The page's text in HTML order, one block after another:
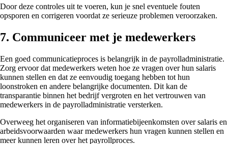
Door deze controles uit te voeren, kun je snel eventuele fouten
opsporen en corrigeren voordat ze serieuze problemen veroorzaken.
7. Communiceer met je medewerkers
Een goed communicatieproces is belangrijk in de payrolladministratie.
Zorg ervoor dat medewerkers weten hoe ze vragen over hun salaris
kunnen stellen en dat ze eenvoudig toegang hebben tot hun
loonstroken en andere belangrijke documenten. Dit kan de
transparantie binnen het bedrijf vergroten en het vertrouwen van
medewerkers in de payrolladministratie versterken.
Overweeg het organiseren van informatiebijeenkomsten over salaris en
arbeidsvoorwaarden waar medewerkers hun vragen kunnen stellen en
meer kunnen leren over het payrollproces.